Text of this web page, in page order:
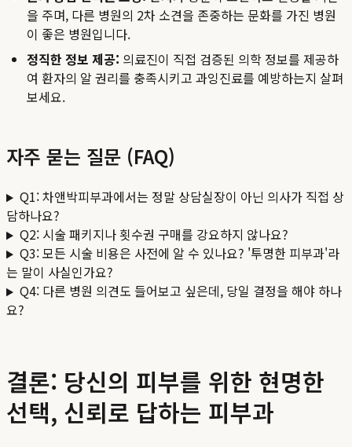
을 주며, 다른 병원의 2차 소견을 존중하는 문화를 가진 병원
이 좋은 병원입니다.
정직한 정보 제공: 의료진이 직접 검증된 의학 정보를 제공하
여 환자의 알 권리를 충족시키고 과잉진료를 예방하는지 살펴
보세요.
자주 묻는 질문 (FAQ)
Q1: 차앤박피부과에서는 정말 상담실장이 아닌 의사가 직접 상
담하나요?
Q2: 시술 패키지나 횟수권 구매를 강요하지 않나요?
Q3: 모든 시술 비용은 사전에 알 수 있나요? '투명한 피부과'라
는 말이 사실인가요?
Q4: 다른 병원 의견도 들어보고 싶은데, 당일 결정을 해야 하나
요?
결론: 당신의 피부를 위한 현명한
선택, 신뢰로 답하는 피부과